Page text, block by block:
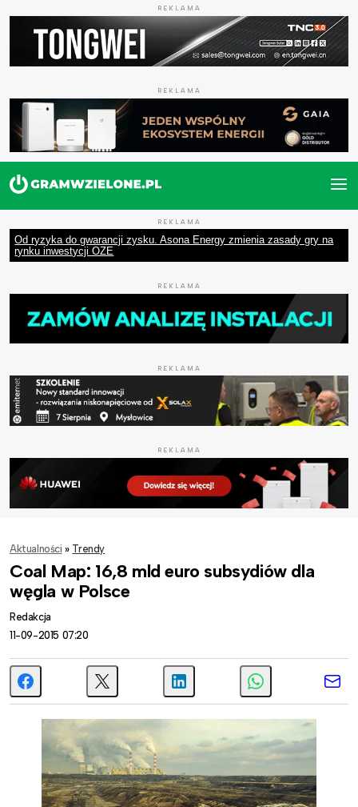
REKLAMA
REKLAMA
REKLAMA
Od ryzyka do gwarancji zysku. Asona Energy zmienia zasady gry na
rynku inwestycji OZE
REKLAMA
REKLAMA
REKLAMA
Aktualności » Trendy
Coal Map: 16,8 mld euro subsydiów dla
węgla w Polsce
Redakcja
11-09-2015 07:20